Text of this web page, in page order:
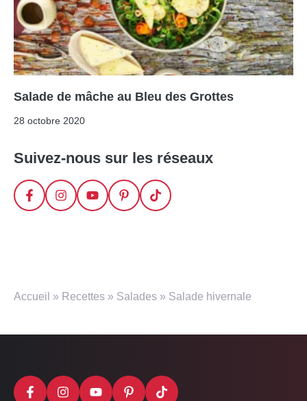
Salade de mâche au Bleu des Grottes
28 octobre 2020
Suivez-nous sur les réseaux
Accueil » Recettes » Salades » Salade hivernale